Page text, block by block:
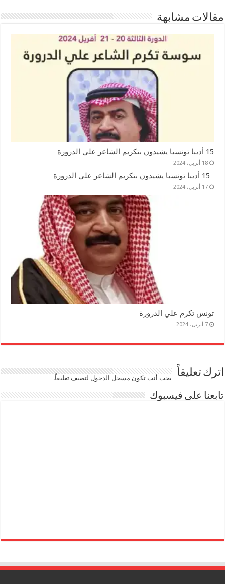
مقالات مشابهة
15 أديبا تونسيا يشيدون بتكريم الشاعر علي الدرورة
18 أبريل، 2024
17 أبريل، 2024
تونس تكرم علي الدرورة
7 أبريل، 2024
اترك تعليقاً يجب أنت تكون مسجل الدخوللتضيف تعليقاً.
تابعنا على فيسبوك